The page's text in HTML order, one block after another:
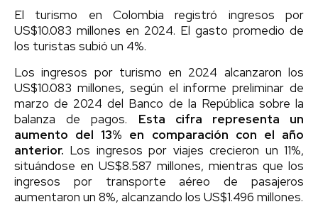
El turismo en Colombia registró ingresos por
US$10.083 millones en 2024. El gasto promedio de
los turistas subió un 4%.
Los ingresos por turismo en 2024 alcanzaron los
US$10.083 millones, según el informe preliminar de
marzo de 2024 del Banco de la República sobre la
balanza de pagos. Esta cifra representa un
aumento del 13% en comparación con el año
anterior. Los ingresos por viajes crecieron un 11%,
situándose en US$8.587 millones, mientras que los
ingresos por transporte aéreo de pasajeros
aumentaron un 8%, alcanzando los US$1.496 millones.